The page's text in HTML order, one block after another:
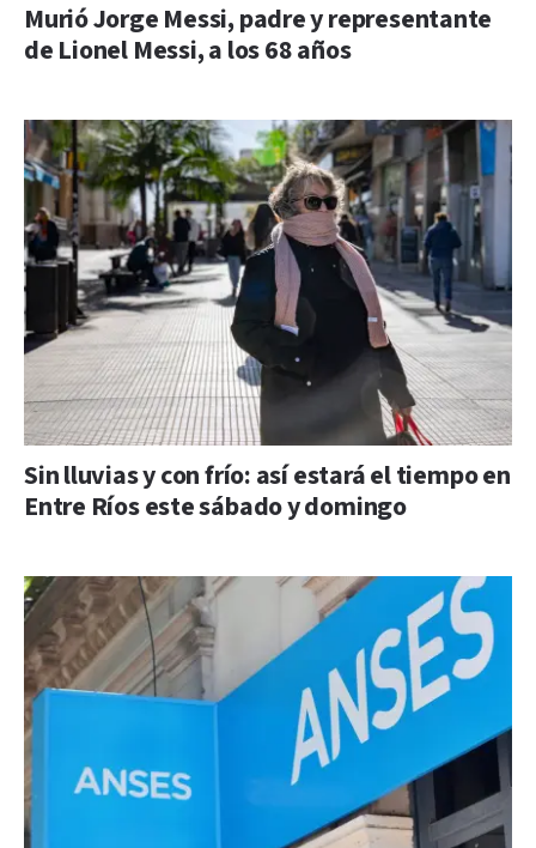
Murió Jorge Messi, padre y representante
de Lionel Messi, a los 68 años
Sin lluvias y con frío: así estará el tiempo en
Entre Ríos este sábado y domingo